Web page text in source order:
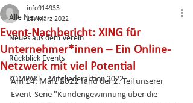
Alle News
Neues aus dem Verein
Rückblick Events
KOMPAKT - Mitgliederaktion 2022
Event-Nachbericht: XING für
Unternehmer*innen – Ein Online-
Netzwerk mit viel Potential
info914933
18. März 2022
Am 14. März 2022 fand der 2. Teil unserer
Event-Serie "Kundengewinnung über die